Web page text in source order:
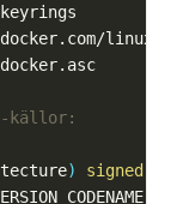
källor:
)